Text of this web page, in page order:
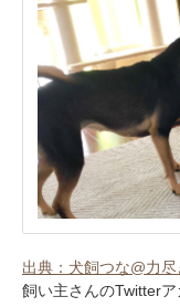
出典：犬飼つな@力
飼い主さんのTwitterア